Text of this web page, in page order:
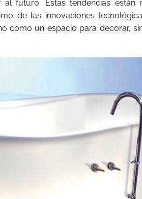
al futuro. Estas tendencias están
de las innovaciones
como un espacio para decorar,